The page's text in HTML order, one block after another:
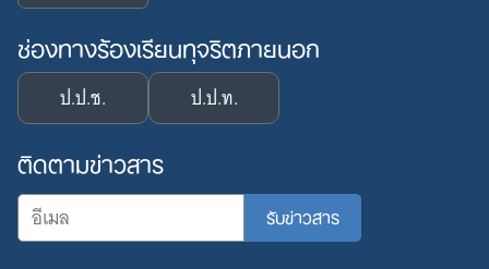
ช่องทางร้องเรียนทุจริตภายนอก
ป.ป.ช. ป.ป.ท.
ติดตามข่าวสาร